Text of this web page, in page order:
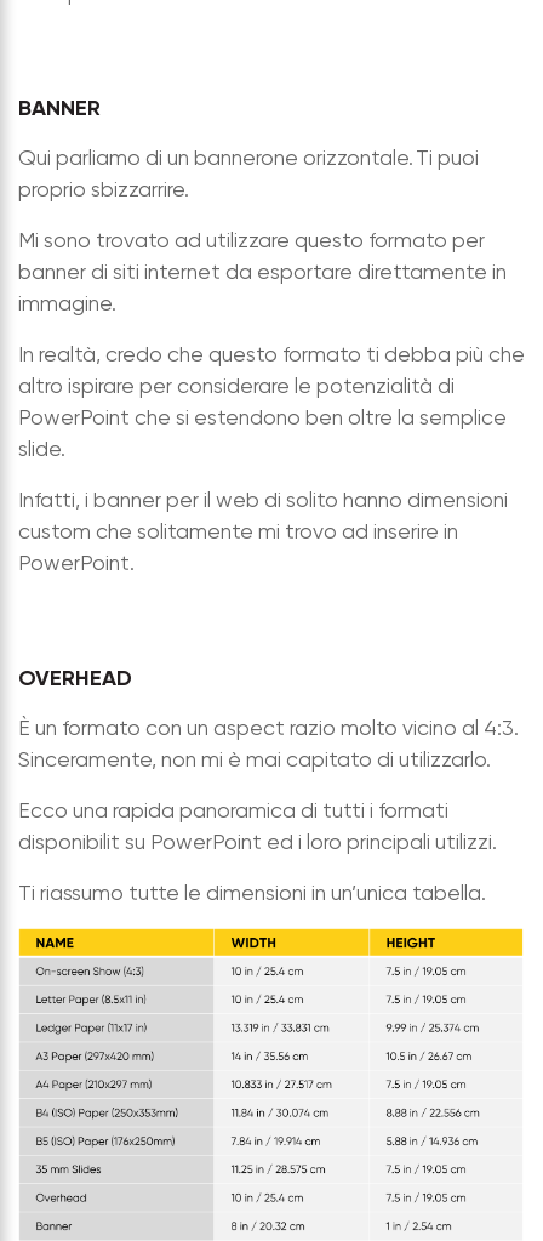
BANNER
Qui parliamo di un bannerone orizzontale. Ti puoi
proprio sbizzarrire.
Mi sono trovato ad utilizzare questo formato per
banner di siti internet da esportare direttamente in
immagine.
In realtà, credo che questo formato ti debba più che
altro ispirare per considerare le potenzialità di
PowerPoint che si estendono ben oltre la semplice
slide.
Infatti, i banner per il web di solito hanno dimensioni
custom che solitamente mi trovo ad inserire in
PowerPoint.
OVERHEAD
È un formato con un aspect razio molto vicino al 4:3.
Sinceramente, non mi è mai capitato di utilizzarlo.
Ecco una rapida panoramica di tutti i formati
disponibilit su PowerPoint ed i loro principali utilizzi.
Ti riassumo tutte le dimensioni in un’unica tabella.